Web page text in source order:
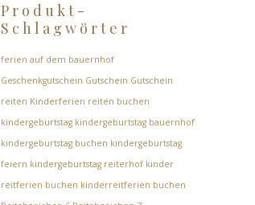
Produkt-
Schlagwörter
ferien auf dem bauernhof
Geschenkgutschein Gutschein Gutschein
reiten Kinderferien reiten buchen
kindergeburtstag kindergeburtstag bauernhof
kindergeburtstag buchen kindergeburtstag
feiern kindergeburtstag reiterhof kinder
reitferien buchen kinderreitferien buchen